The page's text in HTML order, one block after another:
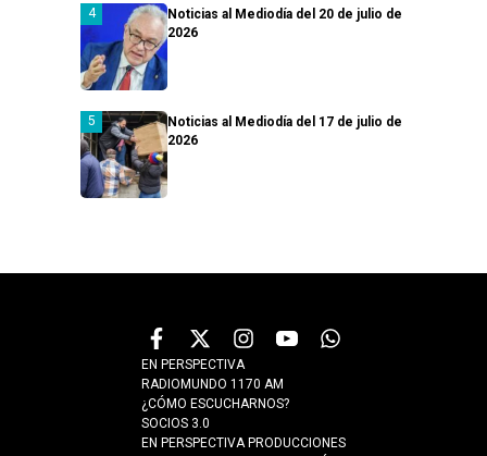
Noticias al Mediodía del 20 de julio de
2026
Noticias al Mediodía del 17 de julio de
2026
EN PERSPECTIVA
RADIOMUNDO 1170 AM
¿CÓMO ESCUCHARNOS?
SOCIOS 3.0
EN PERSPECTIVA PRODUCCIONES